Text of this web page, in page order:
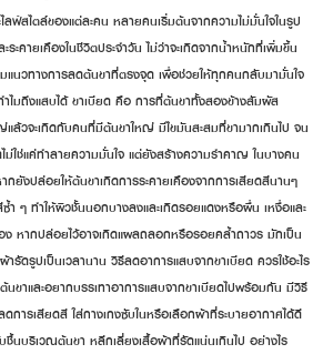
ลฟ์สไตล์ของแต่ละคน หลายคนเริ่มต้นจากความไม่มั่นใจในรูป
คายเคืองในชีวิตประจำวัน ไม่ว่าจะเกิดจากน้ำหนักที่เพิ่มขึ้น
นวทางการลดต้นขาที่ตรงจุด เพื่อช่วยให้ทุกคนกลับมามั่นใจ
ำไมถึงแสบได้ ขาเบียด คือ การที่ต้นขาทั้งสองข้างสัมผัส
ล้วจะเกิดกับคนที่มีต้นขาใหญ่ มีไขมันสะสมที่ขามากเกินไป จน
ไม่ใช่แค่ทำลายความมั่นใจ แต่ยังสร้างความรำคาญ ในบางคน
กยังปล่อยให้ต้นขาเกิดการระคายเคืองจากการเสียดสีนานๆ
ๆ ทำให้ผิวชั้นนอกบางลงและเกิดรอยแดงหรือผื่น เหงื่อและ
ง หากปล่อยไว้อาจเกิดแผลถลอกหรือรอยคล้ำถาวร มักเป็น
รัดรูปเป็นเวลานาน วิธีลดอาการแสบจากขาเบียด ควรใช้อะไร
ขาและอยากบรรเทาอาการแสบจากขาเบียดไปพร้อมกัน มีวิธี
การเสียดสี ใส่กางเกงซับในหรือเลือกผ้าที่ระบายอากาศได้ดี
นบริเวณต้นขา หลีกเลี่ยงเสื้อผ้าที่รัดแน่นเกินไป อย่างไร